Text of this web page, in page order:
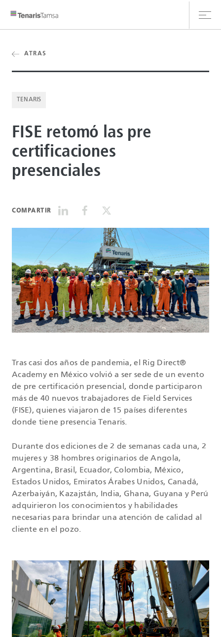
ATRAS
TENARIS
FISE retomó las pre
certificaciones
presenciales
COMPARTIR
Tras casi dos años de pandemia, el Rig Direct®
Academy en México volvió a ser sede de un evento
de pre certificación presencial, donde participaron
más de 40 nuevos trabajadores de Field Services
(FISE), quienes viajaron de 15 países diferentes
donde tiene presencia Tenaris.
Durante dos ediciones de 2 de semanas cada una, 2
mujeres y 38 hombres originarios de Angola,
Argentina, Brasil, Ecuador, Colombia, México,
Estados Unidos, Emiratos Árabes Unidos, Canadá,
Azerbaiyán, Kazajstán, India, Ghana, Guyana y Perú
adquirieron los conocimientos y habilidades
necesarias para brindar una atención de calidad al
cliente en el pozo.